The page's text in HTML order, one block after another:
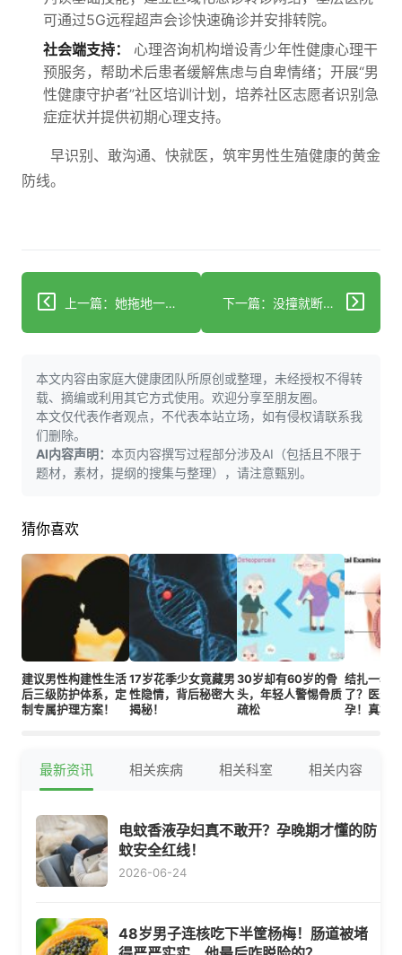
可通过5G远程超声会诊快速确诊并安排转院。
社会端支持：
心理咨询机构增设青少年性健康心理干
预服务，帮助术后患者缓解焦虑与自卑情绪；开展“男
性健康守护者”社区培训计划，培养社区志愿者识别急
症症状并提供初期心理支持。
早识别、敢沟通、快就医，筑牢男性生殖健康的黄金
防线。
上一篇：她拖地一个月后差点没命！竟因这个家家都有的东西 下一篇：没撞就断韧带？穆迪膝盖在替你喊救命！
本文内容由家庭大健康团队所原创或整理，未经授权不得转
载、摘编或利用其它方式使用。欢迎分享至朋友圈。
本文仅代表作者观点，不代表本站立场，如有侵权请联系我
们删除。
AI内容声明： 本页内容撰写过程部分涉及AI（包括且不限于
题材，素材，提纲的搜集与整理），请注意甄别。
猜你喜欢
建议男性构建性生活
后三级防护体系，定
制专属护理方案！
17岁花季少女竟藏男
性隐情，背后秘密大
揭秘！
30岁却有60岁的骨
头，年轻人警惕骨质
疏松
结扎一年
了？医生
孕！真相
最新资讯 相关疾病 相关科室 相关内容
电蚊香液孕妇真不敢开？孕晚期才懂的防
蚊安全红线！
2026-06-24
48岁男子连核吃下半筐杨梅！肠道被堵